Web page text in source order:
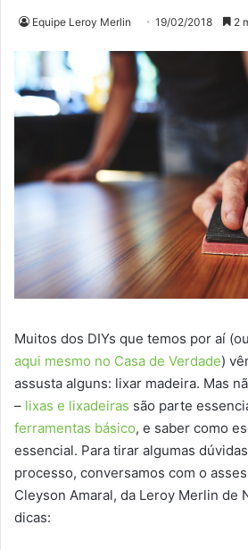
Equipe Leroy Merlin 19/02/2018 2
Muitos dos DIYs que temos por aí
aqui mesmo no Casa de Verdade)
assusta alguns: lixar madeira. Mas
– lixas e lixadeiras são parte
ferramentas básico, e saber como
essencial. Para tirar algumas
processo, conversamos com o
Cleyson Amaral, da Leroy Merlin de
dicas: